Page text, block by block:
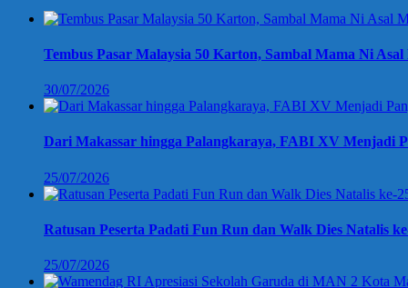
Tembus Pasar Malaysia 50 Karton, Sambal Mama Ni
30/07/2026
Dari Makassar hingga Palangkaraya, FABI XV Menjadi
25/07/2026
Ratusan Peserta Padati Fun Run dan Walk Dies Natalis
25/07/2026